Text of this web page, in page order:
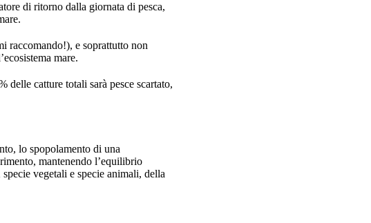
di ritorno dalla giornata di pesca,
raccomando!), e soprattutto non
mare.
delle catture totali sarà pesce scartato,
lo spopolamento di una
mantenendo l’equilibrio
vegetali e specie animali, della